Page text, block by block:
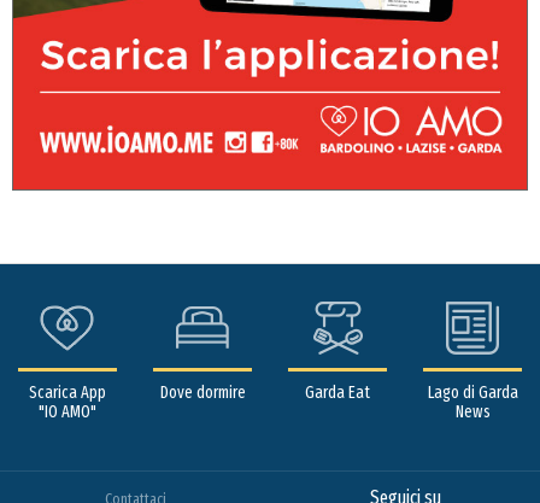
Scarica App
"IO AMO"
Dove dormire Garda Eat
Lago di Garda
News
Contattaci Seguici su